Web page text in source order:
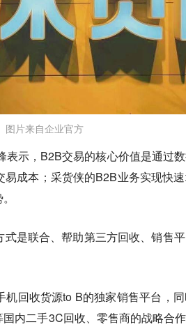
图片来自企业官方
示，B2B交易的核心价值是通过
成本；采货侠的B2B业务实现快
是联合、帮助第三方回收、销售
回收货源to B的独家销售平台，
内二手3C回收、零售商的战略合